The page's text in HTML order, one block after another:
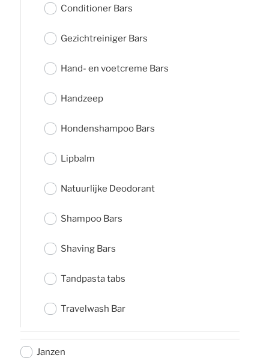
Conditioner Bars
Gezichtreiniger Bars
Hand- en voetcreme Bars
Handzeep
Hondenshampoo Bars
Lipbalm
Natuurlijke Deodorant
Shampoo Bars
Shaving Bars
Tandpasta tabs
Travelwash Bar
Janzen